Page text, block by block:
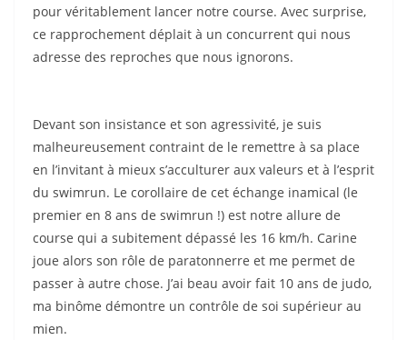
pour véritablement lancer notre course. Avec surprise,
ce rapprochement déplait à un concurrent qui nous
adresse des reproches que nous ignorons.
Devant son insistance et son agressivité, je suis
malheureusement contraint de le remettre à sa place
en l’invitant à mieux s’acculturer aux valeurs et à l’esprit
du swimrun. Le corollaire de cet échange inamical (le
premier en 8 ans de swimrun !) est notre allure de
course qui a subitement dépassé les 16 km/h. Carine
joue alors son rôle de paratonnerre et me permet de
passer à autre chose. J’ai beau avoir fait 10 ans de judo,
ma binôme démontre un contrôle de soi supérieur au
mien.